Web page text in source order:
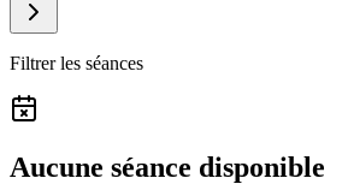
Filtrer les séances
Aucune séance disponible